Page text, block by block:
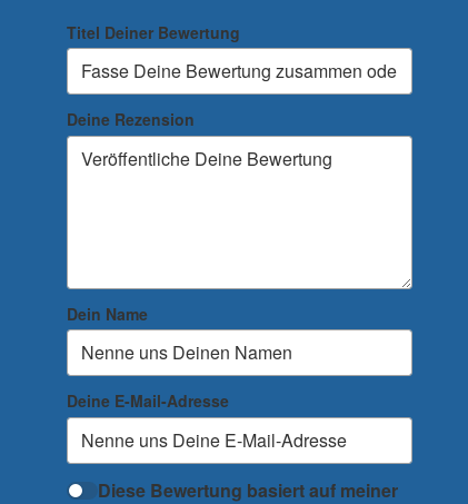
Titel Deiner Bewertung
Deine Rezension
Dein Name
Deine E-Mail-Adresse
Diese Bewertung basiert auf meiner